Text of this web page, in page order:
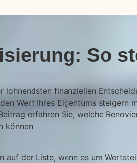
So
finanziellen
Wert Ihres Eigentums steigern
erfahren Sie, welche
können.
auf der Liste, wenn es um